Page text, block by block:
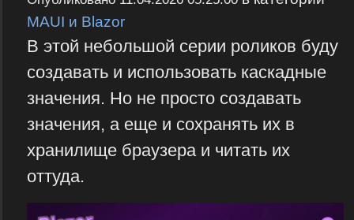
MAUI и Blazor
В этой небольшой серии роликов буду
создавать и использовать каскадные
значения. Но не просто создавать
значения, а еще и сохранять их в
хранилище браузера и читать их
оттуда.